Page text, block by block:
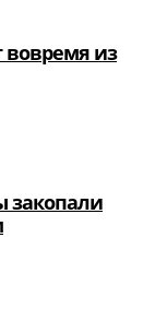
вовремя из
закопали